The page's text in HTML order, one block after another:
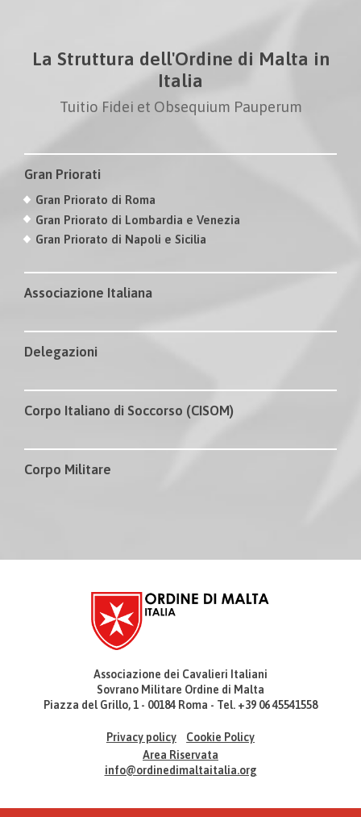
La Struttura dell'Ordine di Malta in
Italia
Tuitio Fidei et Obsequium Pauperum
Gran Priorati
Gran Priorato di Roma
Gran Priorato di Lombardia e Venezia
Gran Priorato di Napoli e Sicilia
Associazione Italiana
Delegazioni
Corpo Italiano di Soccorso (CISOM)
Corpo Militare
Associazione dei Cavalieri Italiani
Sovrano Militare Ordine di Malta
Piazza del Grillo, 1 - 00184 Roma - Tel. +39 06 45541558
Privacy policy
Cookie Policy
Area Riservata
info@ordinedimaltaitalia.org